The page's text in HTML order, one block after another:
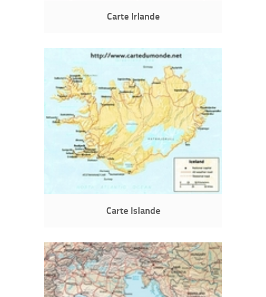
Carte Irlande
Carte Islande